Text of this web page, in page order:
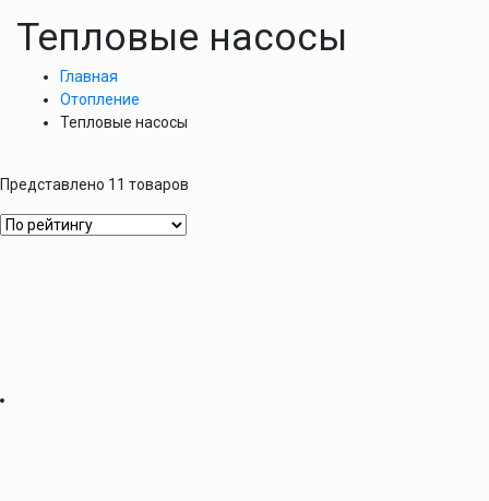
Тепловые насосы
Главная
Отопление
Тепловые насосы
Представлено 11 товаров